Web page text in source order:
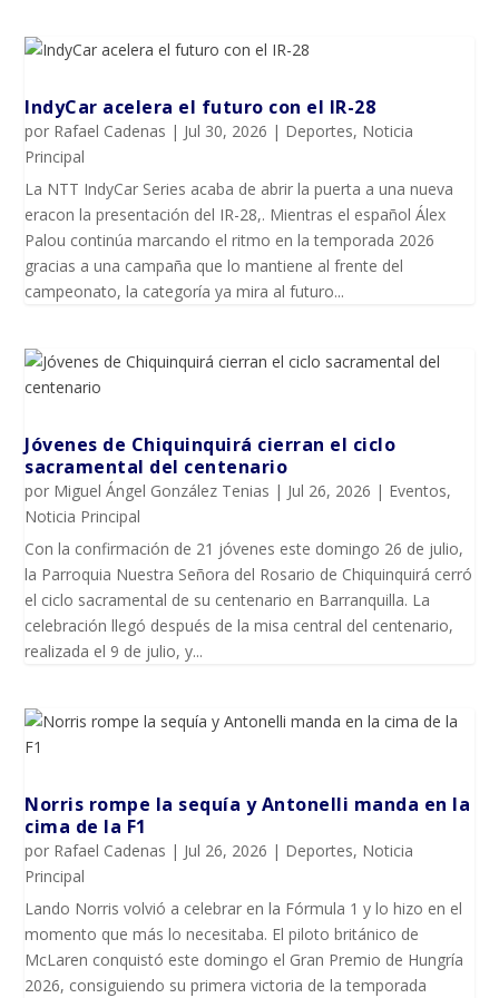
IndyCar acelera el futuro con el IR-28
por Rafael Cadenas | Jul 30, 2026 | Deportes, Noticia
Principal
La NTT IndyCar Series acaba de abrir la puerta a una nueva
eracon la presentación del IR-28,. Mientras el español Álex
Palou continúa marcando el ritmo en la temporada 2026
gracias a una campaña que lo mantiene al frente del
campeonato, la categoría ya mira al futuro...
Jóvenes de Chiquinquirá cierran el ciclo
sacramental del centenario
por Miguel Ángel González Tenias | Jul 26, 2026 | Eventos,
Noticia Principal
Con la confirmación de 21 jóvenes este domingo 26 de julio,
la Parroquia Nuestra Señora del Rosario de Chiquinquirá cerró
el ciclo sacramental de su centenario en Barranquilla. La
celebración llegó después de la misa central del centenario,
realizada el 9 de julio, y...
Norris rompe la sequía y Antonelli manda en la
cima de la F1
por Rafael Cadenas | Jul 26, 2026 | Deportes, Noticia
Principal
Lando Norris volvió a celebrar en la Fórmula 1 y lo hizo en el
momento que más lo necesitaba. El piloto británico de
McLaren conquistó este domingo el Gran Premio de Hungría
2026, consiguiendo su primera victoria de la temporada